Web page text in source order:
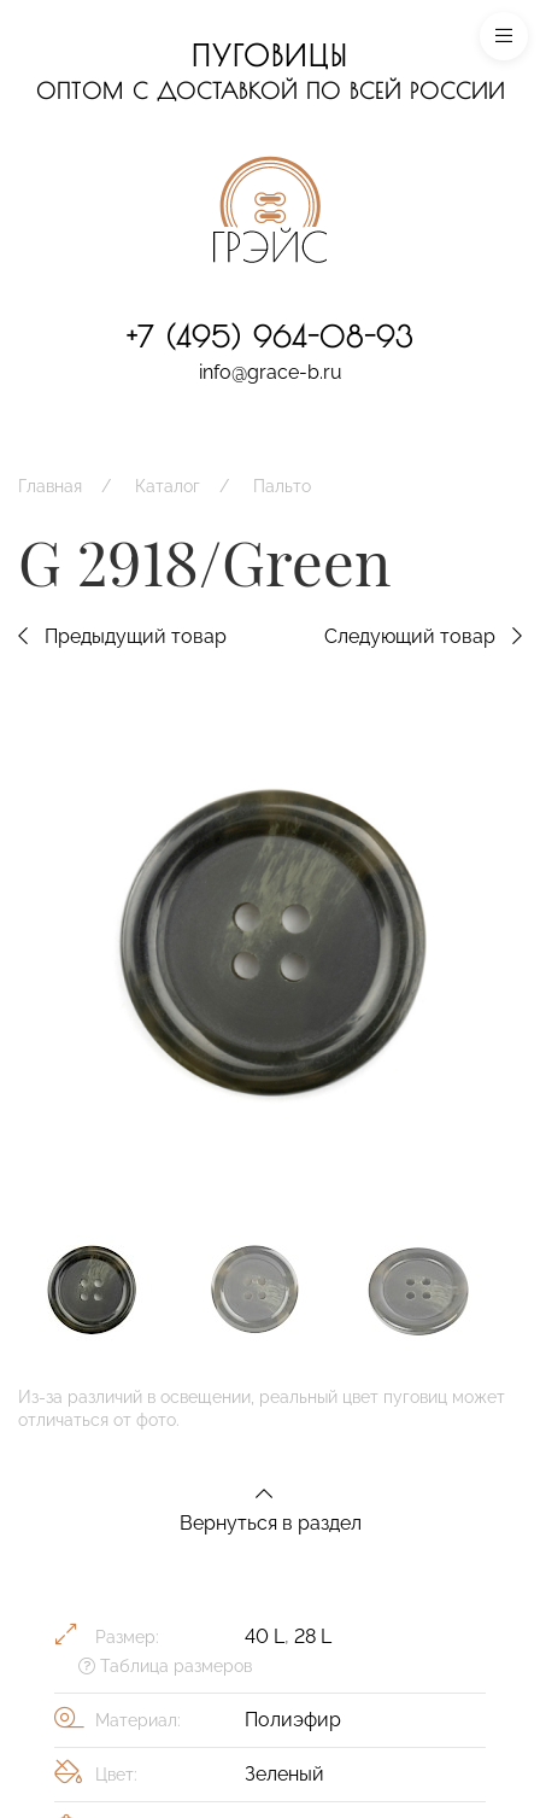
ПУГОВИЦЫ
ОПТОМ С ДОСТАВКОЙ ПО ВСЕЙ РОССИИ
+7 (495) 964-08-93
info@grace-b.ru
Главная Каталог Пальто
G 2918/Green
Предыдущий товар Следующий товар
Из-за различий в освещении, реальный цвет пуговиц может
отличаться от фото.
Вернуться в раздел
Размер: 40 L, 28 L
Таблица размеров
Материал: Полиэфир
Цвет: Зеленый